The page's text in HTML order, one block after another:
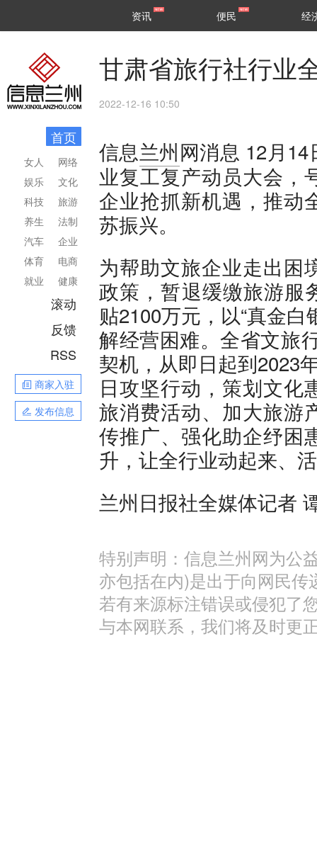
区县
资讯 便民 经
首页
网络
文化
旅游
法制
企业
电商
健康
女人
娱乐
科技
养生
汽车
体育
就业
滚动
反馈
RSS
商家入驻
发布信息
甘肃省旅行社行业
2022-12-16 10:50
信息兰州网消息 12月
业复工复产动员大会，
企业抢抓新机遇，推动
苏振兴。
为帮助文旅企业走出困
政策，暂退缓缴旅游服
贴2100万元，以“真金
解经营困难。全省文旅
契机，从即日起到2023
日攻坚行动，策划文化
旅消费活动、加大旅游
传推广、强化助企纾困
升，让全行业动起来、
兰州日报社全媒体记者
特别声明：信息兰州网为公
亦包括在内)是出于向网民
若有来源标注错误或侵犯了
与本网联系，我们将及时更